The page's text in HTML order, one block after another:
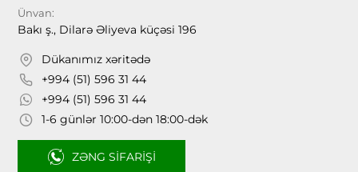
Ünvan:
Bakı ş., Dilarə Əliyeva küçəsi 196
Dükanımız xəritədə
+994 (51) 596 31 44
+994 (51) 596 31 44
1-6 günlər 10:00-dən 18:00-dək
ZƏNG SIFARIŞI